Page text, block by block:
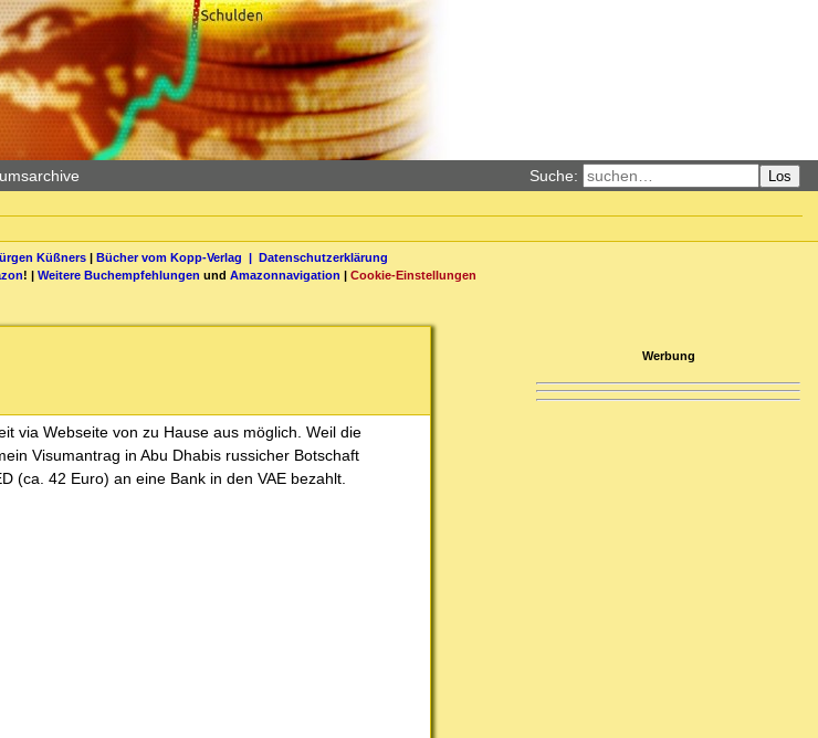
Suche: Los
Küßners| Bücher vom Kopp-Verlag | Datenschutzerklärung
! | Weitere Buchempfehlungen und Amazonnavigation | Cookie-Einstellungen
via Webseite von zu Hause aus möglich. Weil die
Visumantrag in Abu Dhabis russicher Botschaft
(ca. 42 Euro) an eine Bank in den VAE bezahlt.
Werbung